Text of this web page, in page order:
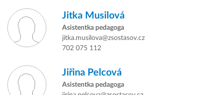
Jitka Musilová
Asistentka pedagoga
jitka.musilova@zsostasov.cz
702 075 112
Jiřina Pelcová
Asistentka pedagoga